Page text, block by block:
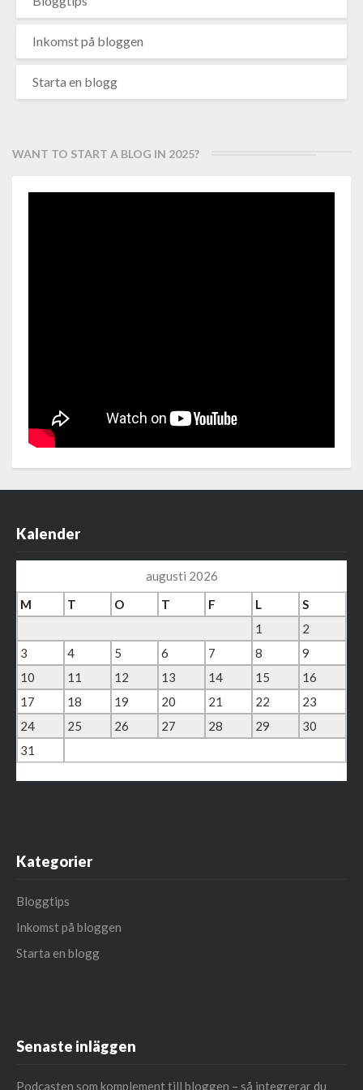
Inkomst på bloggen
Starta en blogg
WANT TO START A BLOG IN 2025?
Kalender
augusti 2026
M
T O T F L
S
1
2
3
4 5 6 7 8
9
10
11 12 13 14 15
16
17
18 19 20 21 22
23
24
25 26 27 28 29
30
31
Kategorier
Bloggtips
Inkomst på bloggen
Starta en blogg
Senaste inläggen
Podcasten som komplement till bloggen – så integrerar du